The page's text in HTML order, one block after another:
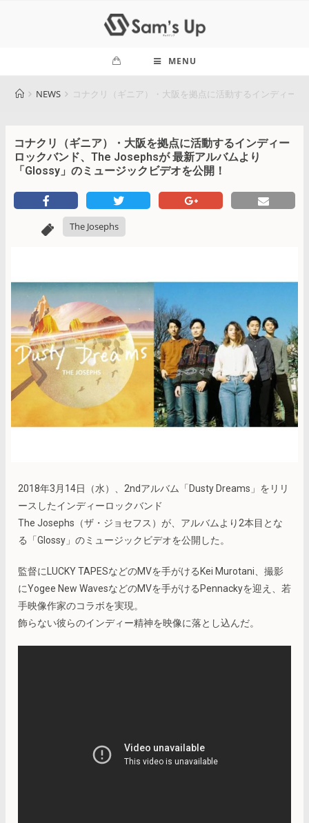
MENU
NEWS コナクリ（ギニア）・大阪を拠点に活動するインディー
コナクリ（ギニア）・大阪を拠点に活動するインディー
ロックバンド、The Josephsが 最新アルバムより
「Glossy」のミュージックビデオを公開！
The Josephs
2018年3月14日（水）、2ndアルバム「Dusty Dreams」をリリ
ースしたインディーロックバンド
The Josephs（ザ・ジョセフス）が、アルバムより2本目とな
る「Glossy」のミュージックビデオを公開した。
監督にLUCKY TAPESなどのMVを手がけるKei Murotani、撮影
にYogee New WavesなどのMVを手がけるPennackyを迎え、若
手映像作家のコラボを実現。
飾らない彼らのインディー精神を映像に落とし込んだ。